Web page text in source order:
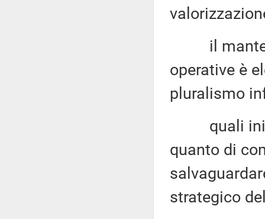
il
operative è
pluralismo
quali
quanto di
strategico